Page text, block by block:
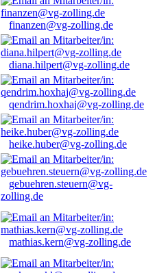
finanzen@vg-zolling.de
diana.hilpert@vg-zolling.de
qendrim.hoxhaj@vg-zolling.de
heike.huber@vg-zolling.de
gebuehren.steuern@vg-
zolling.de
mathias.kern@vg-zolling.de